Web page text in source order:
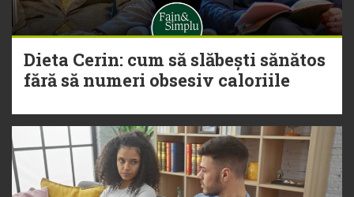
Dieta Cerin: cum să slăbești sănătos
fără să numeri obsesiv caloriile